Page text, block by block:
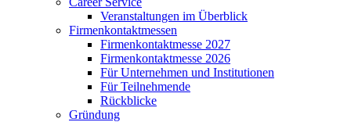
Veranstaltungen im Überblick
Firmenkontaktmessen
Firmenkontaktmesse 2027
Firmenkontaktmesse 2026
Für Unternehmen und Institutionen
Für Teilnehmende
Rückblicke
Gründung